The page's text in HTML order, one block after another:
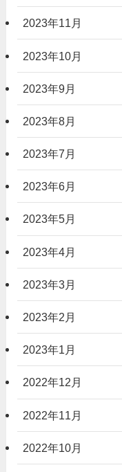
2023年11月
2023年10月
2023年9月
2023年8月
2023年7月
2023年6月
2023年5月
2023年4月
2023年3月
2023年2月
2023年1月
2022年12月
2022年11月
2022年10月